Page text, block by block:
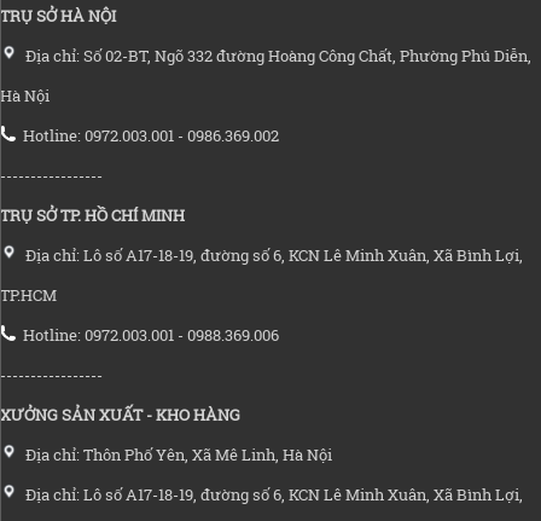
TRỤ SỞ HÀ NỘI
Địa chỉ: Số 02-BT, Ngõ 332 đường Hoàng Công Chất, Phường Phú Diễn,
Hà Nội
Hotline: 0972.003.001 - 0986.369.002
-----------------
TRỤ SỞ TP. HỒ CHÍ MINH
Địa chỉ: Lô số A17-18-19, đường số 6, KCN Lê Minh Xuân, Xã Bình Lợi,
TP.HCM
Hotline: 0972.003.001 - 0988.369.006
-----------------
XƯỞNG SẢN XUẤT - KHO HÀNG
Địa chỉ: Thôn Phố Yên, Xã Mê Linh, Hà Nội
Địa chỉ: Lô số A17-18-19, đường số 6, KCN Lê Minh Xuân, Xã Bình Lợi,